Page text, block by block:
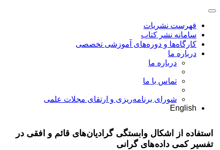
فهرست نشریات
سامانه نشر کتاب
کارگاه‌ها و دوره‌های آموزشی تخصصی
درباره ما
درباره ما
تماس با ما
شورای برنامه‌ریزی و ارتقای مجلات علمی
English
استفاده از اشکال وابستگی گرادیان‌های قائم و افقی در
تفسیر کمی داده‌های گرانی